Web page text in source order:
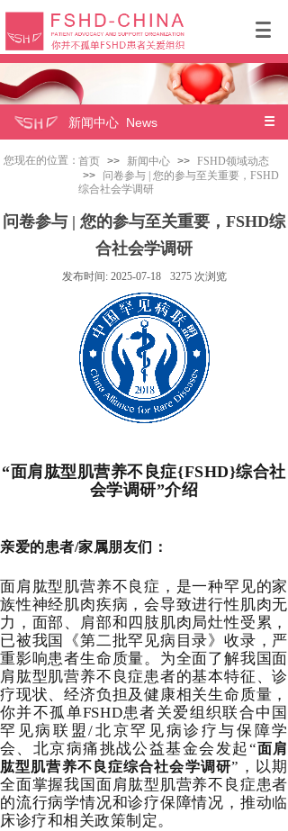
新闻中心 News
您现在的位置：首页 >> 新闻中心 >> FSHD领域动态
>>
问卷参与 | 您的参与至关重要，FSHD
综合社会学调研
问卷参与 | 您的参与至关重要，FSHD综
合社会学调研
发布时间: 2025-07-18 3275 次浏览
“面肩肱型肌营养不良症{FSHD}综合社
会学调研”介绍
亲爱的患者/家属朋友们：
面肩肱型肌营养不良症，是一种罕见的家
族性神经肌肉疾病，会导致进行性肌肉无
力，面部、肩部和四肢肌肉局灶性受累，
已被我国《第二批罕见病目录》收录，严
重影响患者生命质量。为全面了解我国面
肩肱型肌营养不良症患者的基本特征、诊
疗现状、经济负担及健康相关生命质量，
你并不孤单FSHD患者关爱组织联合中国
罕见病联盟/北京罕见病诊疗与保障学
会、北京病痛挑战公益基金会发起“面肩
肱型肌营养不良症综合社会学调研”，以期
全面掌握我国面肩肱型肌营养不良症患者
的流行病学情况和诊疗保障情况，推动临
床诊疗和相关政策制定。